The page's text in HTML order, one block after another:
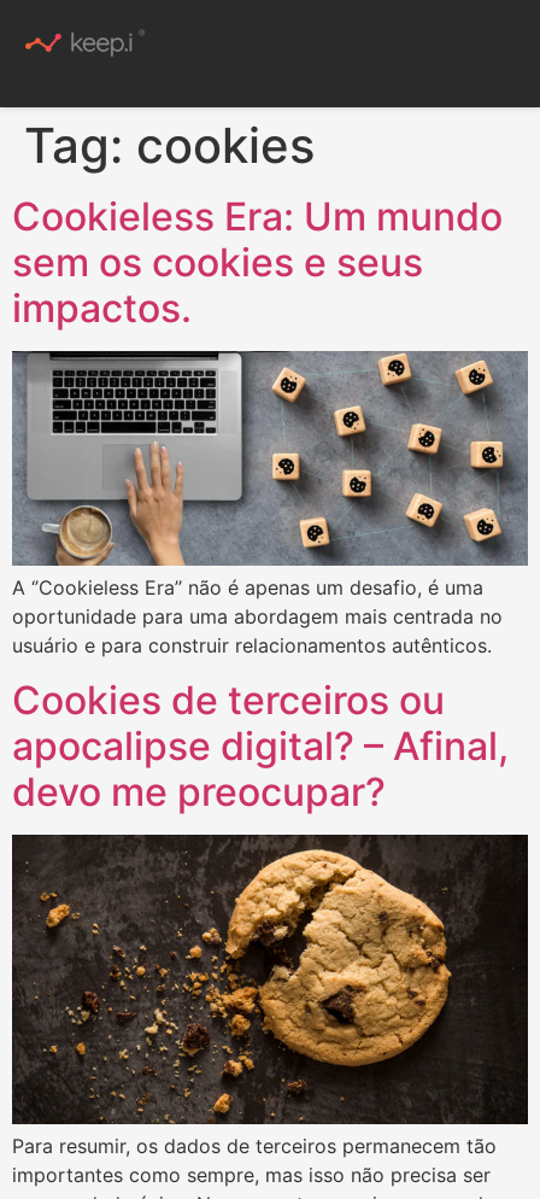
Tag: cookies
Cookieless Era: Um mundo
sem os cookies e seus
impactos.
A ‘’Cookieless Era’’ não é apenas um desafio, é uma
oportunidade para uma abordagem mais centrada no
usuário e para construir relacionamentos autênticos.
Cookies de terceiros ou
apocalipse digital? – Afinal,
devo me preocupar?
Para resumir, os dados de terceiros permanecem tão
importantes como sempre, mas isso não precisa ser